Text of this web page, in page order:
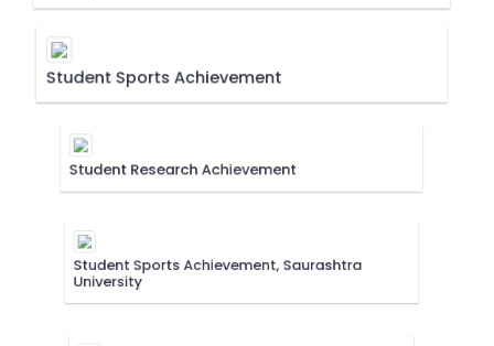
Student Sports Achievement
Student Research Achievement
Student Sports Achievement, Saurashtra
University